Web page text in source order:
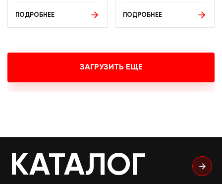
ПОДРОБНЕЕ ПОДРОБНЕЕ
ЗАГРУЗИТЬ ЕЩЕ
КАТАЛОГ